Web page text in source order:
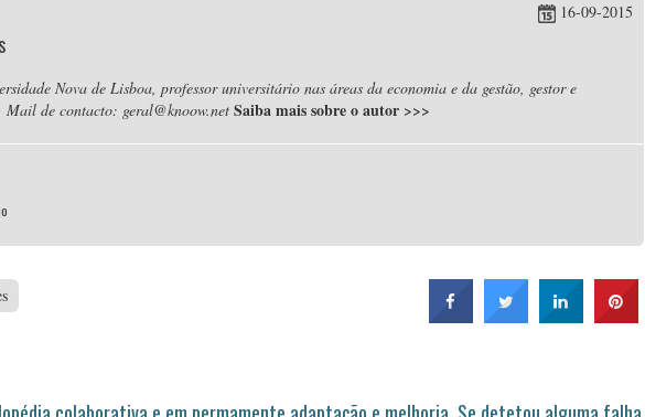
16-09-2015
Nova de Lisboa, professor universitário nas áreas da economia e da gestão, gestor e
Mail de contacto: geral@knoow.net Saiba mais sobre o autor >>>